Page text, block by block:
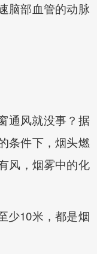
脑部血管的动脉
通风就没事？据
条件下，烟头燃
风，烟雾中的化
少10米，都是烟